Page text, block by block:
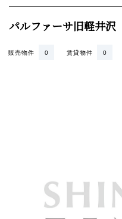
パルファーサ旧軽井沢
賃貸物件 0
販売物件 0